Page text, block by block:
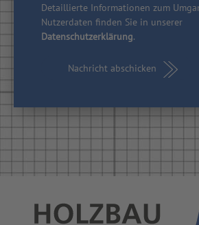
Detaillierte Informationen zum
Nutzerdaten finden Sie in unserer
Datenschutzerklärung.
Nachricht abschicken